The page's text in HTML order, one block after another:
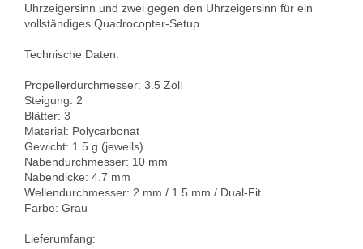
Uhrzeigersinn und zwei gegen den Uhrzeigersinn für ein
vollständiges Quadrocopter-Setup.
Technische Daten:
Propellerdurchmesser: 3.5 Zoll
Steigung: 2
Blätter: 3
Material: Polycarbonat
Gewicht: 1.5 g (jeweils)
Nabendurchmesser: 10 mm
Nabendicke: 4.7 mm
Wellendurchmesser: 2 mm / 1.5 mm / Dual-Fit
Farbe: Grau
Lieferumfang: